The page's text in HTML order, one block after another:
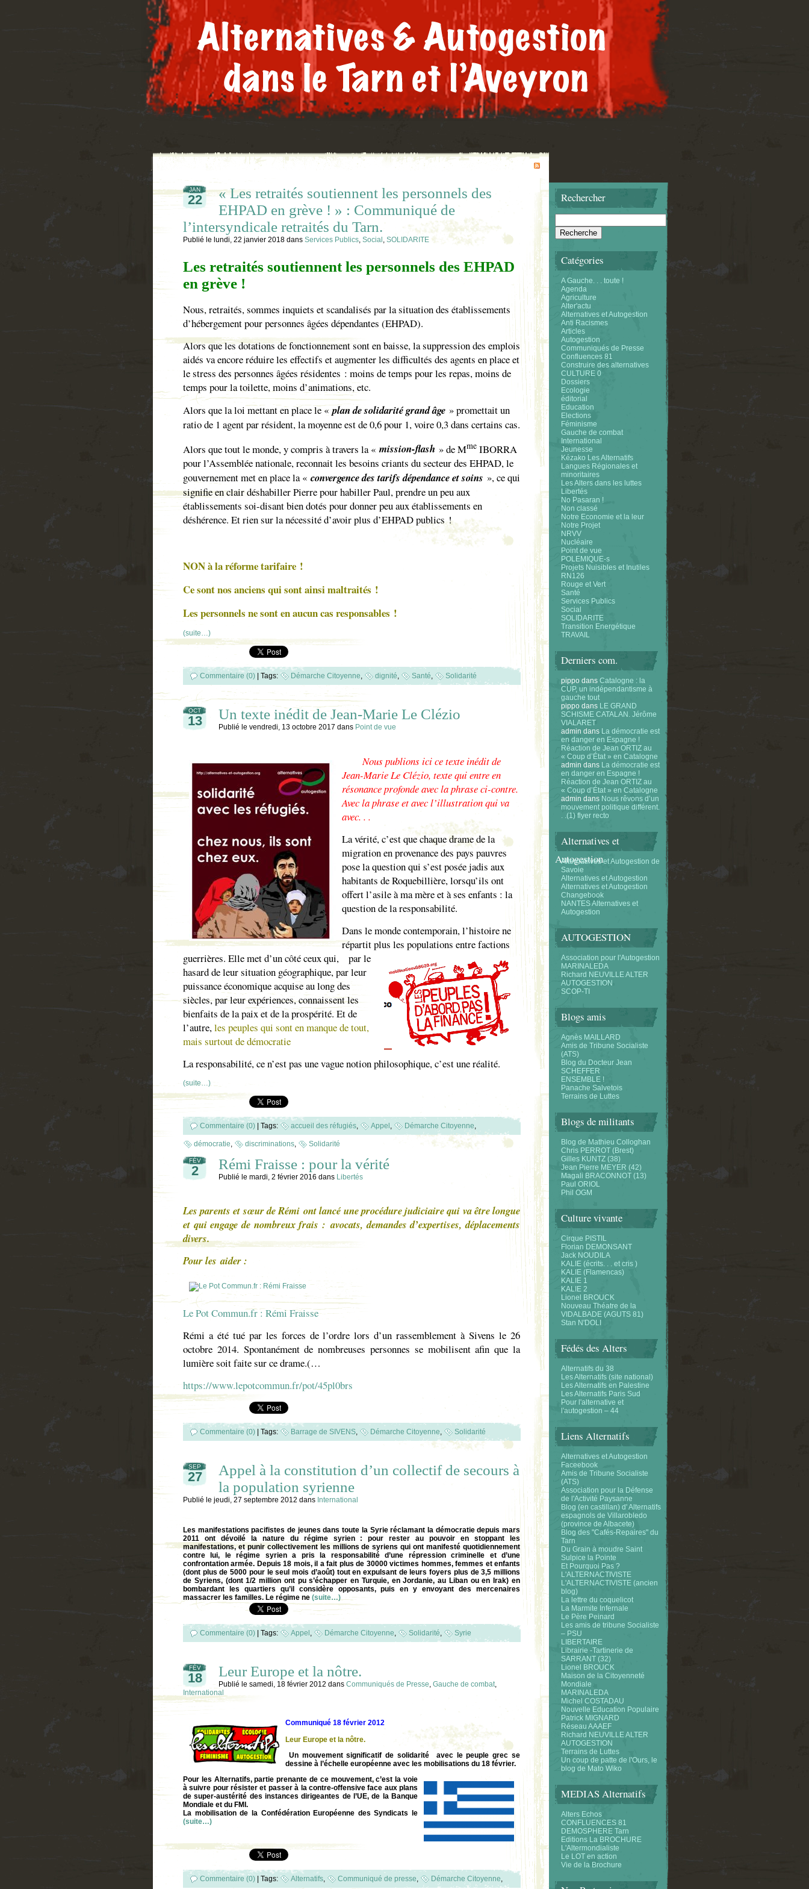
JAN
22
« Les retraités soutiennent les personnels des
EHPAD en grève ! » : Communiqué de
l’intersyndicale retraités du Tarn.
Publié le lundi, 22 janvier 2018 dans Services Publics, Social , SOLIDARITE
Les retraités soutiennent les personnels des EHPAD
en grève !
Nous, retraités, sommes inquiets et scandalisés par la situation des établissements
d’hébergement pour personnes âgées dépendantes (EHPAD).
Alors que les dotations de fonctionnement sont en baisse, la suppression des emplois
aidés va encore réduire les effectifs et augmenter les difficultés des agents en place et
le stress des personnes âgées résidentes : moins de temps pour les repas, moins de
temps pour la toilette, moins d’animations, etc.
Alors que la loi mettant en place le «plan de solidarité grand âge » promettait un
ratio de 1 agent par résident, la moyenne est de 0,6 pour 1, voire 0,3 dans certains cas.
Alors que tout le monde, y compris à travers la «mission-flash » de Mme IBORRA
pour l’Assemblée nationale, reconnait les besoins criants du secteur des EHPAD, le
gouvernement met en place la « convergence des tarifs dépendance et soins », ce qui
signifie en clair déshabiller Pierre pour habiller Paul, prendre un peu aux
établissements soi-disant bien dotés pour donner peu aux établissements en
déshérence. Et rien sur la nécessité d’avoir plus d’EHPAD publics !
NON à la réforme tarifaire !
Ce sont nos anciens qui sont ainsi maltraités !
Les personnels ne sont en aucun cas responsables !
(suite…)
Commentaire (0) | Tags: Démarche Citoyenne, dignité, Santé, Solidarité
OCT
13 Un texte inédit de Jean-Marie Le Clézio
Publié le vendredi, 13 octobre 2017 dans Point de vue
Nous publions ici ce texte inédit de
Jean-Marie Le Clézio, texte qui entre en
résonance profonde avec la phrase ci-contre.
Avec la phrase et avec l’illustration qui va
avec. . .
La vérité, c’est que chaque drame de la
migration en provenance des pays pauvres
pose la question qui s’est posée jadis aux
habitants de Roquebillière, lorsqu’ils ont
offert l’asile à ma mère et à ses enfants : la
question de la responsabilité.
Dans le monde contemporain, l’histoire ne
répartit plus les populations entre factions
guerrières. Elle met d’un côté ceux qui, par le
hasard de leur situation géographique, par leur
puissance économique acquise au long des
siècles, par leur expériences, connaissent les
bienfaits de la paix et de la prospérité. Et de
l’autre,les peuples qui sont en manque de tout,
mais surtout de démocratie
La responsabilité, ce n’est pas une vague notion philosophique, c’est une réalité.
(suite…)
Commentaire (0) | Tags: accueil des réfugiés Appel Démarche Citoyenne
démocratie discriminations Solidarité
FÉV
2 Rémi Fraisse : pour la vérité
Publié le mardi, 2 février 2016 dans Libertés
Les parents et sœur de Rémi ont lancé une procédure judiciaire qui va être longue
et qui engage de nombreux frais : avocats, demandes d’expertises, déplacements
divers.
Pour les aider :
Le Pot Commun.fr : Rémi Fraisse
Rémi a été tué par les forces de l’ordre lors d’un rassemblement à Sivens le 26
octobre 2014. Spontanément de nombreuses personnes se mobilisent afin que la
lumière soit faite sur ce drame.(…
https://www.lepotcommun.fr/pot/45pl0brs
Commentaire (0) Tags: Barrage de SIVENS, Démarche Citoyenne, Solidarité
SEP
27
Appel à la constitution d’un collectif de secours à
la population syrienne
Publié le jeudi, 27 septembre 2012 dans International
Les manifestations pacifistes de jeunes dans toute la Syrie réclamant la démocratie depuis mars
2011 ont dévoilé la nature du régime syrien : pour rester au pouvoir en stoppant les
manifestations, et punir collectivement les millions de syriens qui ont manifesté quotidiennement
contre lui, le régime syrien a pris la responsabilité d’une répression criminelle et d’une
confrontation armée. Depuis 18 mois, il a fait plus de 30000 victimes hommes, femmes et enfants
(dont plus de 5000 pour le seul mois d’août) tout en expulsant de leurs foyers plus de 3,5 millions
de Syriens, (dont 1/2 million ont pu s’échapper en Turquie, en Jordanie, au Liban ou en Irak) en
bombardant les quartiers qu’il considère opposants, puis en y envoyant des mercenaires
massacrer les familles. Le régime ne (suite…)
Commentaire (0) Tags: Appel , Démarche Citoyenne, Solidarité, Syrie
FÉV
18 Leur Europe et la nôtre.
Publié le samedi, 18 février 2012 dans Communiqués de Presse, Gauche de combat,
International
Communiqué 18 février 2012
Leur Europe et la nôtre.
Un mouvement significatif de solidarité avec le peuple grec se
dessine à l’échelle européenne avec les mobilisations du 18 février.
Pour les Alternatifs, partie prenante de ce mouvement, c’est la voie
à suivre pour résister et passer à la contre-offensive face aux plans
de super-austérité des instances dirigeantes de l’UE, de la Banque
Mondiale et du FMI.
La mobilisation de la Confédération Européenne des Syndicats le
(suite…)
Commentaire (0) Tags: Alternatifs, Communiqué de presse, Démarche Citoyenne,
Rechercher
Catégories
A Gauche. . . toute !
Agenda
Agriculture
Alter'actu
Alternatives et Autogestion
Anti Racismes
Articles
Autogestion
Communiqués de Presse
Confluences 81
Construire des alternatives
CULTURE 0
Dossiers
Ecologie
éditorial
Education
Elections
Féminisme
Gauche de combat
International
Jeunesse
Kézako Les Alternatifs
Langues Régionales et
minoritaires
Les Alters dans les luttes
Libertés
No Pasaran !
Non classé
Notre Economie et la leur
Notre Projet
NRVV
Nucléaire
Point de vue
POLEMIQUE-s
Projets Nuisibles et Inutiles
RN126
Rouge et Vert
Santé
Services Publics
Social
SOLIDARITE
Transition Energétique
TRAVAIL
Derniers com.
pippo dans Catalogne : la
CUP, un indépendantisme à
gauche tout
pippo dans LE GRAND
SCHISME CATALAN. Jérôme
VIALARET
admin dans La démocratie est
en danger en Espagne !
Réaction de Jean ORTIZ au
« Coup d’État » en Catalogne
admin dans La démocratie est
en danger en Espagne !
Réaction de Jean ORTIZ au
« Coup d’État » en Catalogne
admin dans Nous rêvons d’un
mouvement politique différent.
. .(1) flyer recto
Alternatives et
Autogestion
Alternatifves et Autogestion de
Savoie
Alternatives et Autogestion
Alternatives et Autogestion
Changebook
NANTES Alternatives et
Autogestion
AUTOGESTION
Association pour l'Autogestion
MARINALEDA
Richard NEUVILLE ALTER
AUTOGESTION
SCOP-TI
Blogs amis
Agnès MAILLARD
Amis de Tribune Socialiste
(ATS)
Blog du Docteur Jean
SCHEFFER
ENSEMBLE !
Panache Salvetois
Terrains de Luttes
Blogs de militants
Blog de Mathieu Colloghan
Chris PERROT (Brest)
Gilles KUNTZ (38)
Jean Pierre MEYER (42)
Magali BRACONNOT (13)
Paul ORIOL
Phil OGM
Culture vivante
Cirque PISTIL
Florian DEMONSANT
Jack NOUDILA
KALIE (écrits. . . et cris )
KALIE (Flamencas)
KALIE 1
KALIE 2
Lionel BROUCK
Nouveau Théatre de la
VIDALBADE (AGUTS 81)
Stan N'DOLI
Fédés des Alters
Alternatifs du 38
Les Alternatifs (site national)
Les Alternatifs en Palestine
Les Alternatifs Paris Sud
Pour l'alternative et
l'autogestion – 44
Liens Alternatifs
Alternatives et Autogestion
Faceebook
Amis de Tribune Socialiste
(ATS)
Association pour la Défense
de l'Activité Paysanne
Blog (en castillan) d' Alternatifs
espagnols de Villarobledo
(province de Albacete)
Blog des "Cafés-Repaires" du
Tarn
Du Grain à moudre Saint
Sulpice la Pointe
Et Pourquoi Pas ?
L'ALTERNACTIVISTE
L'ALTERNACTIVISTE (ancien
blog)
La lettre du coquelicot
La Marmite Infernale
Le Père Peinard
Les amis de tribune Socialiste
– PSU
LIBERTAIRE
Librairie -Tartinerie de
SARRANT (32)
Lionel BROUCK
Maison de la Citoyenneté
Mondiale
MARINALEDA
Michel COSTADAU
Nouvelle Education Populaire
Patrick MIGNARD
Réseau AAAEF
Richard NEUVILLE ALTER
AUTOGESTION
Terrains de Luttes
Un coup de patte de l'Ours, le
blog de Mato Wiko
MEDIAS Alternatifs
Alters Echos
CONFLUENCES 81
DEMOSPHERE Tarn
Editions La BROCHURE
L'Altermondialiste
Le LOT en action
Vie de la Brochure